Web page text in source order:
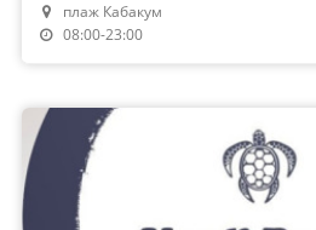
плаж Кабакум
08:00-23:00